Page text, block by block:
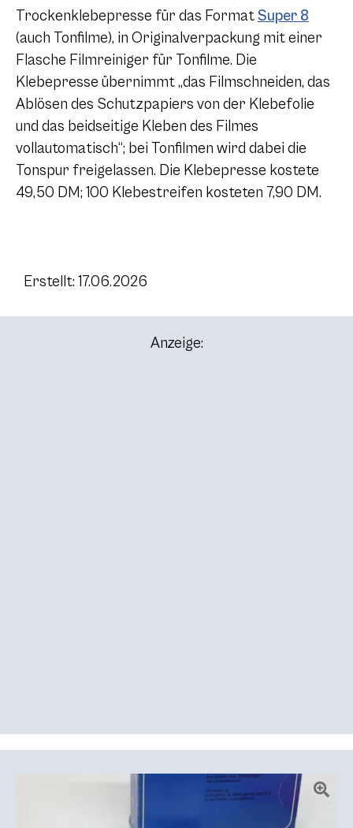
Trockenklebepresse für das FormatSuper 8
(auch Tonfilme), in Originalverpackung mit einer
Flasche Filmreiniger für Tonfilme. Die
Klebepresse übernimmt „das Filmschneiden, das
Ablösen des Schutzpapiers von der Klebefolie
und das beidseitige Kleben des Filmes
vollautomatisch“; bei Tonfilmen wird dabei die
Tonspur freigelassen. Die Klebepresse kostete
49,50 DM; 100 Klebestreifen kosteten 7,90 DM.
Erstellt: 17.06.2026
Anzeige: